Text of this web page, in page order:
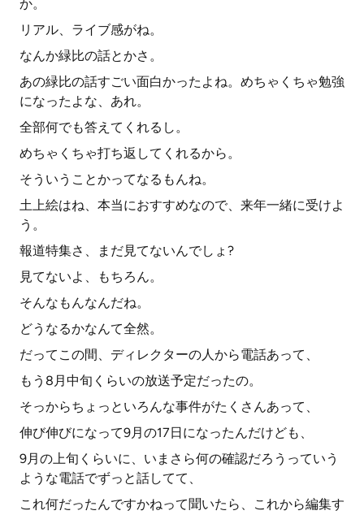
か。
リアル、ライブ感がね。
なんか緑比の話とかさ。
あの緑比の話すごい面白かったよね。めちゃくちゃ勉強
になったよな、あれ。
全部何でも答えてくれるし。
めちゃくちゃ打ち返してくれるから。
そういうことかってなるもんね。
土上絵はね、本当におすすめなので、来年一緒に受けよ
う。
報道特集さ、まだ見てないんでしょ?
見てないよ、もちろん。
そんなもんなんだね。
どうなるかなんて全然。
だってこの間、ディレクターの人から電話あって、
もう8月中旬くらいの放送予定だったの。
そっからちょっといろんな事件がたくさんあって、
伸び伸びになって9月の17日になったんだけども、
9月の上旬くらいに、いまさら何の確認だろうっていう
ような電話でずっと話してて、
これ何だったんですかねって聞いたら、これから編集す